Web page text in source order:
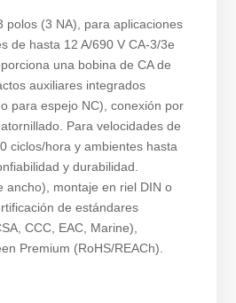
polos (3 NA), para aplicaciones
de hasta 12 A/690 V CA-3/3e
una bobina de CA de
auxiliares integrados
para espejo NC), conexión por
Para velocidades de
ciclos/hora y ambientes hasta
y durabilidad.
ancho), montaje en riel DIN o
de estándares
CCC, EAC, Marine),
Premium (RoHS/REACh).